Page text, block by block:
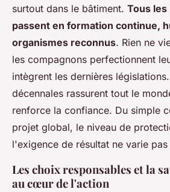
surtout dans le bâtiment. Tous
passent en formation continue,
organismes reconnus. Rien ne
les compagnons perfectionnent
intègrent les dernières
décennales rassurent tout le
renforce la confiance. Du simple
projet global, le niveau de
l'exigence de résultat ne varie
Les choix responsables et la
au cœur de l'action